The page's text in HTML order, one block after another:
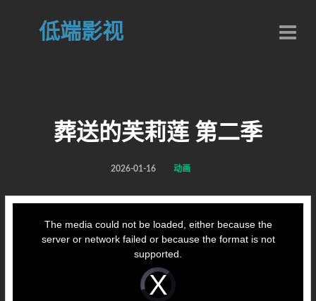
低端影视
葬送的芙莉莲 第二季
2026-01-16 动画
Video
Player
is
loading.
The media could not be loaded, either because the
server or network failed or because the format is not
supported.